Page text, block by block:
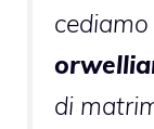
di